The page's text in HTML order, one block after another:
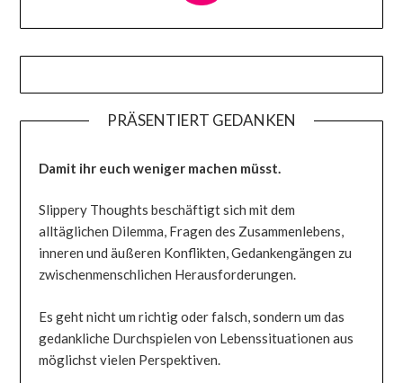
PRÄSENTIERT GEDANKEN
Damit ihr euch weniger machen müsst.
Slippery Thoughts beschäftigt sich mit dem
alltäglichen Dilemma, Fragen des Zusammenlebens,
inneren und äußeren Konflikten, Gedankengängen zu
zwischenmenschlichen Herausforderungen.
Es geht nicht um richtig oder falsch, sondern um das
gedankliche Durchspielen von Lebenssituationen aus
möglichst vielen Perspektiven.